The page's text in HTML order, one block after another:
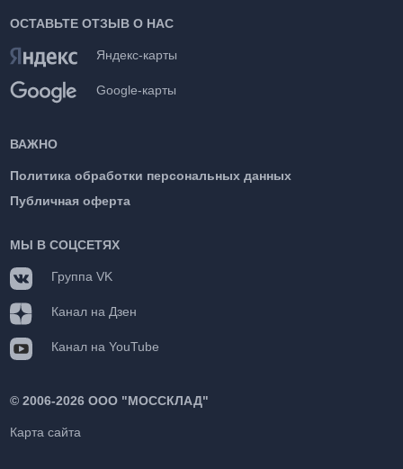
ОСТАВЬТЕ ОТЗЫВ О НАС
Яндекс-карты
Google-карты
ВАЖНО
Политика обработки персональных данных
Публичная оферта
МЫ В СОЦСЕТЯХ
Группа VK
Канал на Дзен
Канал на YouTube
©2006-2026 ООО "МОССКЛАД"
Карта сайта